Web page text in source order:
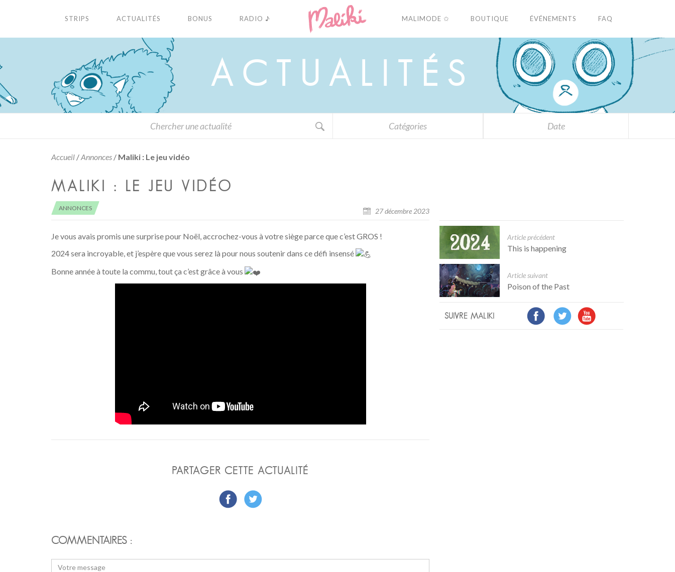
STRIPS ACTUALITÉS BONUS RADIO ♪ MALIMODE ✩ BOUTIQUE ÉVÉNEMENTS FAQ
A C U A L É S
Catégories Date
Accueil /Annonces / Maliki : Le jeu vidéo
MALIKI : LE JEU VIDÉO
ANNONCES 27 décembre 2023
Je vous avais promis une surprise pour Noël, accrochez-vous à votre siège parce que c’est GROS !
2024 sera incroyable, et j’espère que vous serez là pour nous soutenir dans ce défi insensé
Bonne année à toute la commu, tout ça c’est grâce à vous
PARTAGER CETTE ACTUALITÉ
COMMENTAIRES :
Article précédent
This is happening
Article suivant
Poison of the Past
SUIVRE MALIKI